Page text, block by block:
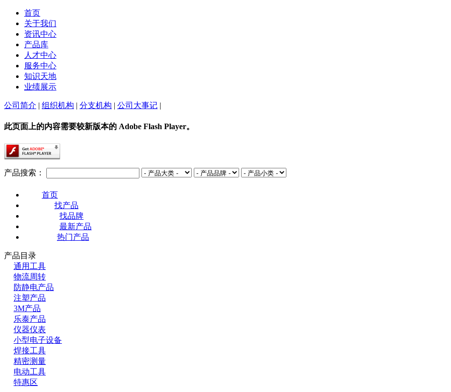
首页
关于我们
资讯中心
产品库
人才中心
服务中心
知识天地
业绩展示
公司简介 | 组织机构 | 分支机构 | 公司大事记 |
此页面上的内容需要较新版本的 Adobe Flash Player。
产品搜索：
首页
找产品
找品牌
最新产品
热门产品
产品目录
通用工具
物流周转
防静电产品
注塑产品
3M产品
乐泰产品
仪器仪表
小型电子设备
焊接工具
精密测量
电动工具
特惠区